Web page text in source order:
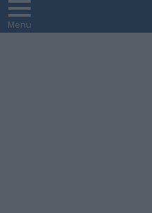
Menu